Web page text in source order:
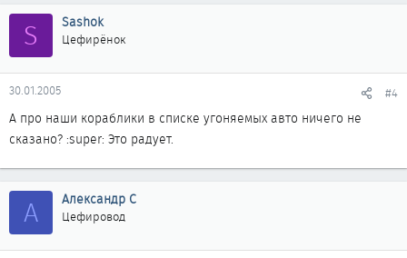
S Sashok
Цефирёнок
30.01.2005 #4
А про наши кораблики в списке угоняемых авто ничего не
сказано? :super: Это радует.
А Александр С
Цефировод